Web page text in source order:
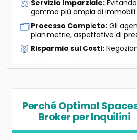
⚖️ Servizio Imparziale:
gamma più ampia di immobili
🗂️Processo Completo: Gli
planimetrie, aspettative di
🐷 Risparmio sui Costi:
Perché Optimal
Broker per Inquilini